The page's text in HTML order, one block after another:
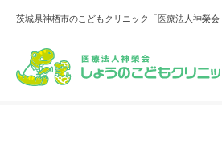
茨城県神栖市のこどもクリニック「医療法人神榮会